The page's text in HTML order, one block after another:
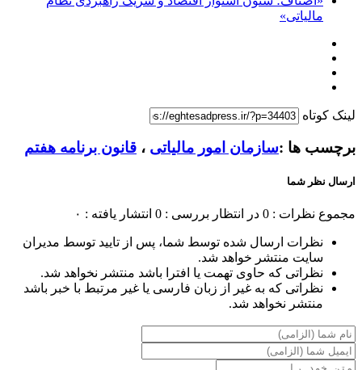
مالیاتی»
لینک کوتاه
برچسب ها :سازمان امور مالیاتی ، قانون برنامه هفتم
ارسال نظر شما
مجموع نظرات : 0 در انتظار بررسی : 0 انتشار یافته : ۰
نظرات ارسال شده توسط شما، پس از تایید توسط مدیران
سایت منتشر خواهد شد.
نظراتی که حاوی تهمت یا افترا باشد منتشر نخواهد شد.
نظراتی که به غیر از زبان فارسی یا غیر مرتبط با خبر باشد
منتشر نخواهد شد.